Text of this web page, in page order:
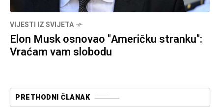
VIJESTI IZ SVIJETA
Elon Musk osnovao "Američku stranku":
Vraćam vam slobodu
PRETHODNI ČLANAK